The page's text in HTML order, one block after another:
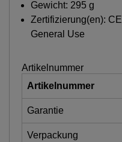
Gewicht: 295 g
Zertifizierung(en):
General Use
Artikelnummer
Artikelnummer
Garantie
Verpackung